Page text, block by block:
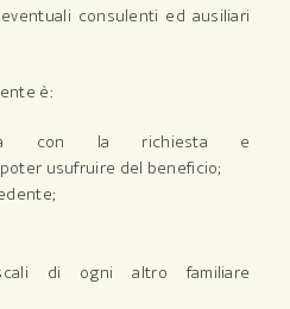
consulenti ed ausiliari
è:
con la richiesta e
usufruire del beneficio;
di ogni altro familiare